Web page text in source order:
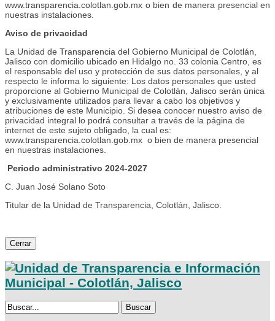
www.transparencia.colotlan.gob.mx o bien de manera presencial en
nuestras instalaciones.
Aviso de privacidad
La Unidad de Transparencia del Gobierno Municipal de Colotlán,
Jalisco con domicilio ubicado en Hidalgo no. 33 colonia Centro, es
el responsable del uso y protección de sus datos personales, y al
respecto le informa lo siguiente: Los datos personales que usted
proporcione al Gobierno Municipal de Colotlán, Jalisco serán única
y exclusivamente utilizados para llevar a cabo los objetivos y
atribuciones de este Municipio. Si desea conocer nuestro aviso de
privacidad integral lo podrá consultar a través de la página de
internet de este sujeto obligado, la cual es:
www.transparencia.colotlan.gob.mx o bien de manera presencial
en nuestras instalaciones.
Periodo administrativo 2024-2027
C. Juan José Solano Soto
Titular de la Unidad de Transparencia, Colotlán, Jalisco.
Cerrar
Buscar